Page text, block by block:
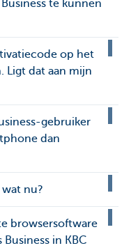
te kunnen
op het
Ligt dat aan mijn
gebruiker
dan
nu?
browsersoftware
in KBC